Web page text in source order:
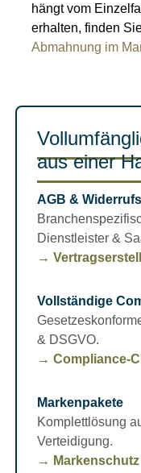
hängt vom
erhalten, finden
Abmahnung im
aus einer
AGB &
Dienstleister &
→
Vollständige
& DSGVO.
→ Compliance-
Markenpakete
Komplettlösung
Verteidigung.
→ Markenschutz